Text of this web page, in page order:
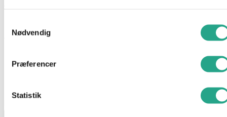
Nødvendig
Præferencer
Statistik
Har du spørgsmål til denne vare?